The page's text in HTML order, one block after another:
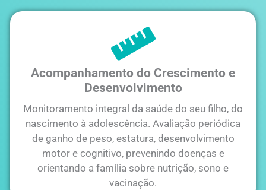
Acompanhamento do Crescimento e
Desenvolvimento
Monitoramento integral da saúde do seu filho, do
nascimento à adolescência. Avaliação periódica
de ganho de peso, estatura, desenvolvimento
motor e cognitivo, prevenindo doenças e
orientando a família sobre nutrição, sono e
vacinação.